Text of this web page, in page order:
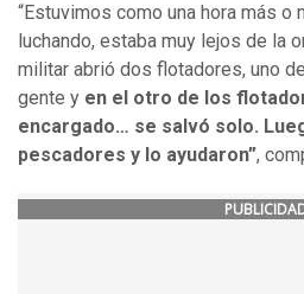
“Estuvimos como una hora más o
luchando, estaba muy lejos de la
militar abrió dos flotadores, uno
gente y en el otro de los
encargado… se salvó solo.
pescadores y lo ayudaron”,